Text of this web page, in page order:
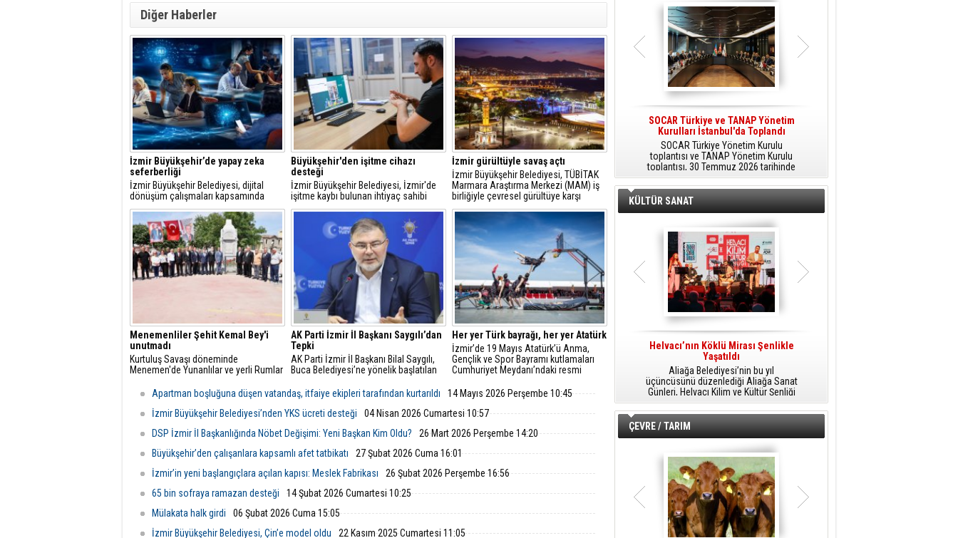
Diğer Haberler
İzmir Büyükşehir’de yapay zeka
seferberliği
İzmir Büyükşehir Belediyesi, dijital
dönüşüm çalışmaları kapsamında
çalışanlarını yapay zekaya hazırlıyor.
Kurum genelinde başlatılan eğitimlerle
bugüne kadar 428 yönetici ve personel
yapay zekanın iş süreçlerinde etkin
kullanımına yönelik eğitim aldı.
Büyükşehir'den işitme cihazı
desteği
İzmir Büyükşehir Belediyesi, İzmir'de
işitme kaybı bulunan ihtiyaç sahibi
vatandaşların günlük yaşamlarını
kolaylaştırmak ve toplumsal yaşama
daha etkin katılımlarını desteklemek
amacıyla işitme cihazı desteği
İzmir gürültüyle savaş açtı
İzmir Büyükşehir Belediyesi, TÜBİTAK
Marmara Araştırma Merkezi (MAM) iş
birliğiyle çevresel gürültüye karşı
kapsamlı bir çalışma başlatıyor.
Menemenliler Şehit Kemal Bey'i
unutmadı
Kurtuluş Savaşı döneminde
Menemen'de Yunanlılar ve yerli Rumlar
Bey, şehadetinin 107. yıl dönümünde
AK Parti İzmir İl Başkanı Saygılı’dan
Tepki
AK Parti İzmir İl Başkanı Bilal Saygılı,
Buca Belediyesi’ne yönelik başlatılan
değerlendirmede bulundu.
Her yer Türk bayrağı, her yer Atatürk
İzmir’de 19 Mayıs Atatürk’ü Anma,
Gençlik ve Spor Bayramı kutlamaları
Cumhuriyet Meydanı’ndaki resmi
Apartman boşluğuna düşen vatandaş, itfaiye ekipleri tarafından kurtarıldı
14 Mayıs 2026 Perşembe 10:45
İzmir Büyükşehir Belediyesi’nden YKS ücreti desteği
04 Nisan 2026 Cumartesi 10:57
DSP İzmir İl Başkanlığında Nöbet Değişimi: Yeni Başkan Kim Oldu?
26 Mart 2026 Perşembe 14:20
Büyükşehir’den çalışanlara kapsamlı afet tatbikatı
27 Şubat 2026 Cuma 16:01
İzmir’in yeni başlangıçlara açılan kapısı: Meslek Fabrikası
26 Şubat 2026 Perşembe 16:56
65 bin sofraya ramazan desteği
14 Şubat 2026 Cumartesi 10:25
Mülakata halk girdi
06 Şubat 2026 Cuma 15:05
İzmir Büyükşehir Belediyesi, Çin’e model oldu
22 Kasım 2025 Cumartesi 11:05
SOCAR Türkiye ve TANAP Yönetim
Kurulları İstanbul'da Toplandı
SOCAR Türkiye Yönetim Kurulu
toplantısı ve TANAP Yönetim Kurulu
toplantısı, 30 Temmuz 2026 tarihinde
İstanbul’da gerçekleştirildi.
hidrojen teknolojileri alanında yenilikçi
projelere öncülük ediyor.
KÜLTÜR SANAT
Helvacı’nın Köklü Mirası Şenlikle
Yaşatıldı
Aliağa Belediyesi’nin bu yıl
üçüncüsünü düzenlediği Aliağa Sanat
Günleri, Helvacı Kilim ve Kültür Şenliği
ile Helvacı’da renkli bir güne sahne
oldu.
birbirinden renkli etkinliklerle devam
ÇEVRE / TARIM